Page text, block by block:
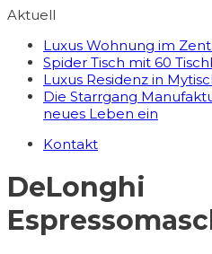
Aktuell
Luxus Wohnung im
Spider Tisch mit 60
Luxus Residenz in
Die Starrgang
neues Leben ein
Kontakt
DeLonghi